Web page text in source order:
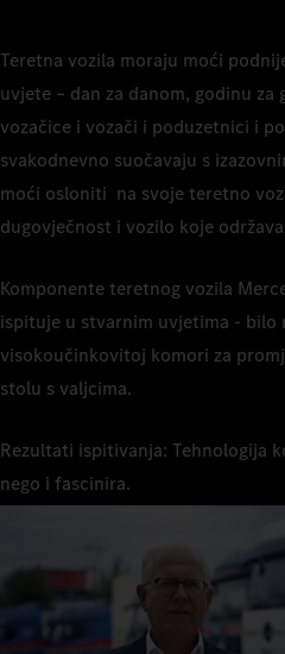
Teretna vozila moraju moći
uvjete – dan za danom, godinu
vozačice i vozači i poduzetnici i
svakodnevno suočavaju s
moći osloniti na svoje teretno
dugovječnost i vozilo koje
Komponente teretnog vozila
ispituje u stvarnim uvjetima - bilo
visokoučinkovitoj komori za
stolu s valjcima.
Rezultati ispitivanja: Tehnologija
nego i fascinira.